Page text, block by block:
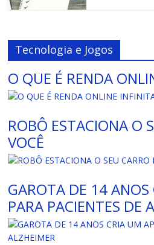
Tecnologia e Jogos
O QUE É RENDA
ROBÔ ESTACIONA O
VOCÊ
GAROTA DE 14 ANOS
PARA PACIENTES DE